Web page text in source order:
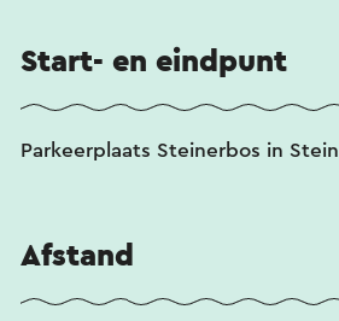
Start- en eindpunt
Parkeerplaats Steinerbos in Stein
Afstand